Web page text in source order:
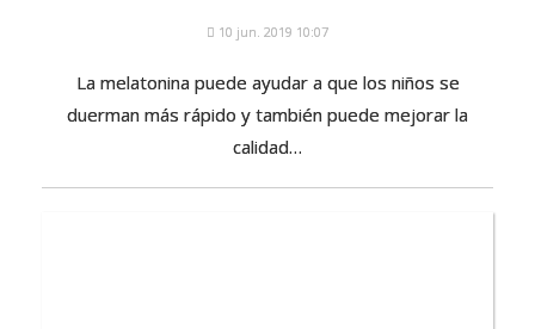
10 jun. 2019 10:07
La melatonina puede ayudar a que los niños se
duerman más rápido y también puede mejorar la
calidad…